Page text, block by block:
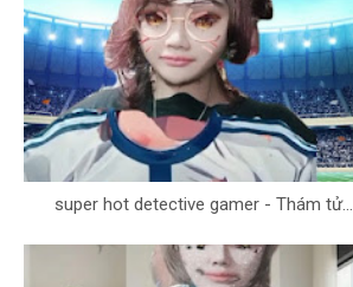
super hot detective gamer - Thám tử...